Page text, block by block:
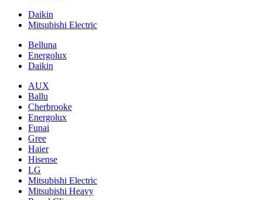
Daikin
Mitsubishi Electric
Belluna
Energolux
Daikin
AUX
Ballu
Cherbrooke
Energolux
Funai
Gree
Haier
Hisense
LG
Mitsubishi Electric
Mitsubishi Heavy